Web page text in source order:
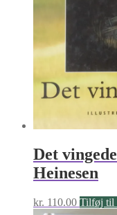
Det
Heinesen
kr. 110.00 Tilføj til